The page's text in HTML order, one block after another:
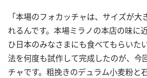
「本場のフォカッチャは、サイズが大
れるんです。本場ミラノの本店の味に
ひ日本のみなさまにも食べてもらいた
法を何度も試作して完成したのが、今
チャです。粗挽きのデュラム小麦粉と